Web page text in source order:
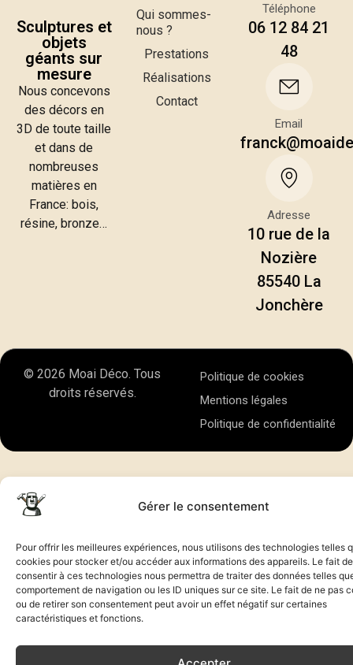
Gérer le consentement
Pour offrir les meilleures expériences, nous utilisons des technologies telles
cookies pour stocker et/ou accéder aux informations des appareils. Le fait de
consentir à ces technologies nous permettra de traiter des données telles
comportement de navigation ou les ID uniques sur ce site. Le fait de ne pas
ou de retirer son consentement peut avoir un effet négatif sur certaines
caractéristiques et fonctions.
Sculptures et
objets
géants sur
mesure
Nous concevons
des décors en
3D de toute taille
et dans de
nombreuses
matières en
France: bois,
résine, bronze…
Qui sommes-
nous ?
Prestations
Réalisations
Contact
Téléphone
06 12 84 21
48
Email
Adresse
10 rue de la
Nozière
85540 La
Jonchère
© 2026 Moai Déco. Tous
droits réservés.
Politique de cookies
Mentions légales
Politique de confidentialité